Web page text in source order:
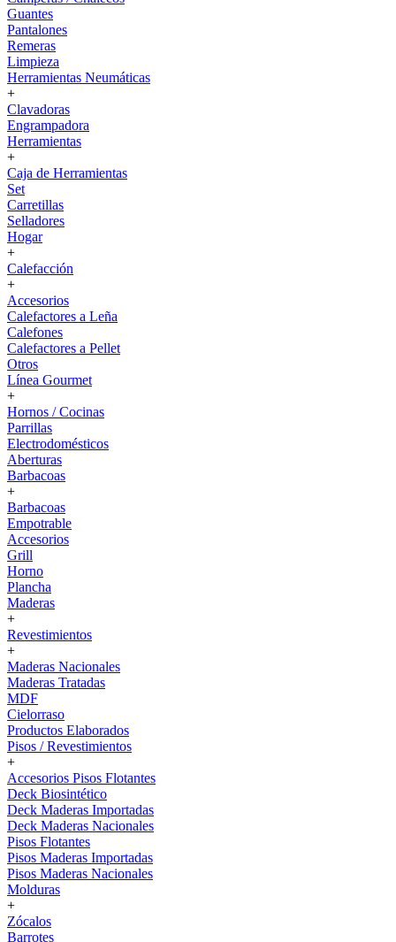
Guantes
Pantalones
Remeras
Limpieza
Herramientas Neumáticas
+
Clavadoras
Engrampadora
Herramientas
+
Caja de Herramientas
Set
Carretillas
Selladores
Hogar
+
Calefacción
+
Accesorios
Calefactores a Leña
Calefones
Calefactores a Pellet
Otros
Línea Gourmet
+
Hornos / Cocinas
Parrillas
Electrodomésticos
Aberturas
Barbacoas
+
Barbacoas
Empotrable
Accesorios
Grill
Horno
Plancha
Maderas
+
Revestimientos
+
Maderas Nacionales
Maderas Tratadas
MDF
Cielorraso
Productos Elaborados
Pisos / Revestimientos
+
Accesorios Pisos Flotantes
Deck Biosintético
Deck Maderas Importadas
Deck Maderas Nacionales
Pisos Flotantes
Pisos Maderas Importadas
Pisos Maderas Nacionales
Molduras
+
Zócalos
Barrotes